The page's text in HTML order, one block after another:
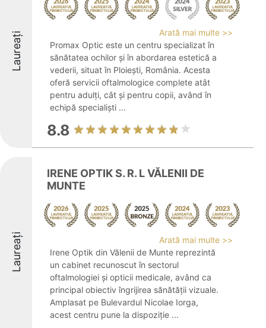
Laureați
Arată mai multe >>
Promax Optic este un centru specializat în
sănătatea ochilor și în abordarea estetică a
vederii, situat în Ploiești, România. Acesta
oferă servicii oftalmologice complete atât
pentru adulți, cât și pentru copii, având în
echipă specialiști ...
8.8
Laureați
IRENE OPTIK S. R. L VĂLENII DE
MUNTE
Arată mai multe >>
Irene Optik din Vălenii de Munte reprezintă
un cabinet recunoscut în sectorul
oftalmologiei și opticii medicale, având ca
principal obiectiv îngrijirea sănătății vizuale.
Amplasat pe Bulevardul Nicolae Iorga,
acest centru pune la dispoziție ...